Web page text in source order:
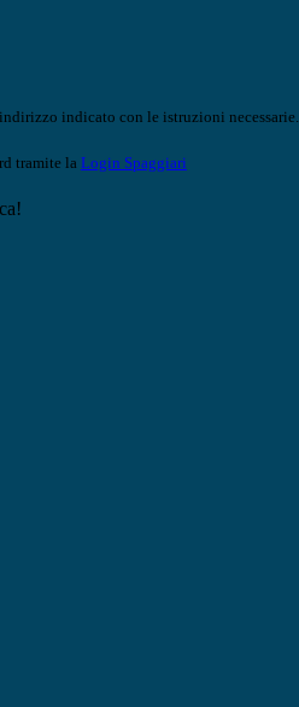
indicato con le istruzioni necessarie.
tramite la Login Spaggiari